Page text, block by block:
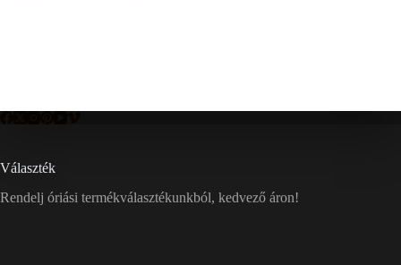
Választék
Rendelj óriási termékválasztékunkból, kedvező áron!